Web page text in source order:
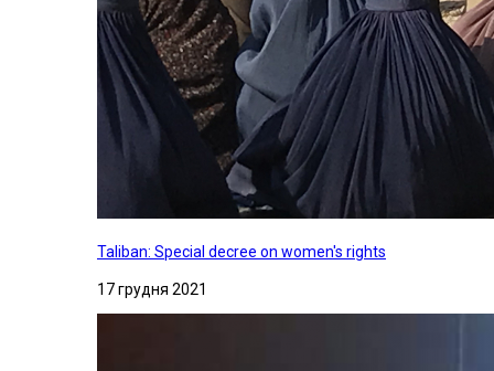
Taliban: Special decree on women's rights
17 грудня 2021